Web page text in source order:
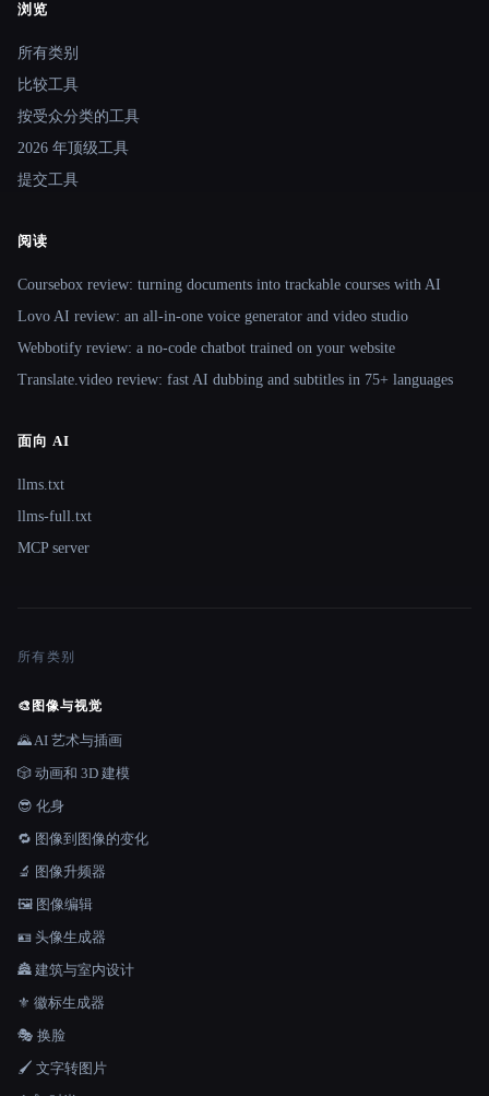
Site navigation
浏览
所有类别
比较工具
按受众分类的工具
2026 年顶级工具
提交工具
阅读
Coursebox review: turning documents into trackable courses with AI
Lovo AI review: an all-in-one voice generator and video studio
Webbotify review: a no-code chatbot trained on your website
Translate.video review: fast AI dubbing and subtitles in 75+ languages
面向 AI
llms.txt
llms-full.txt
MCP server
所有类别
🎨 图像与视觉
🌄 AI 艺术与插画
🎲 动画和 3D 建模
😎 化身
🔁 图像到图像的变化
🔬 图像升频器
🖼️ 图像编辑
🪪 头像生成器
🏯 建筑与室内设计
⚜️ 徽标生成器
🎭 换脸
🖌️ 文字转图片